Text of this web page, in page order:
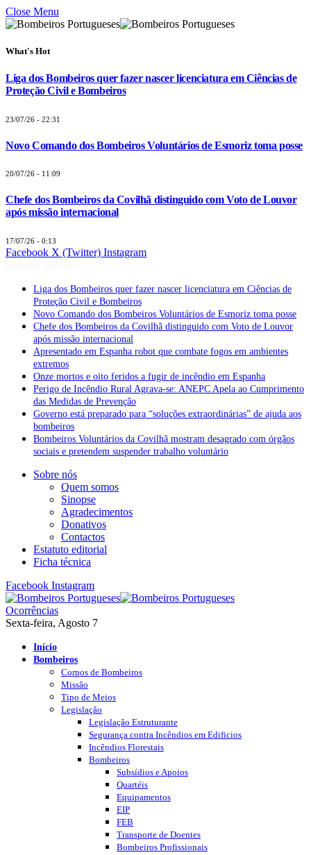
Close Menu
What's Hot
Liga dos Bombeiros quer fazer nascer licenciatura em Ciências de
Proteção Civil e Bombeiros
23/07/26 - 22:31
Novo Comando dos Bombeiros Voluntários de Esmoriz toma posse
20/07/26 - 11:09
Chefe dos Bombeiros da Covilhã distinguido com Voto de Louvor
após missão internacional
17/07/26 - 0:13
Facebook X (Twitter) Instagram
Liga dos Bombeiros quer fazer nascer licenciatura em Ciências de
Proteção Civil e Bombeiros
Novo Comando dos Bombeiros Voluntários de Esmoriz toma posse
Chefe dos Bombeiros da Covilhã distinguido com Voto de Louvor
após missão internacional
Apresentado em Espanha robot que combate fogos em ambientes
extremos
Onze mortos e oito feridos a fugir de incêndio em Espanha
Perigo de Incêndio Rural Agrava-se: ANEPC Apela ao Cumprimento
das Medidas de Prevenção
Governo está preparado para “soluções extraordinárias” de ajuda aos
bombeiros
Bombeiros Voluntários da Covilhã mostram desagrado com órgãos
sociais e pretendem suspender trabalho voluntário
Sobre nós
Quem somos
Sinopse
Agradecimentos
Donativos
Contactos
Estatuto editorial
Ficha técnica
Facebook Instagram
Ocorrências
Sexta-feira, Agosto 7
Início
Bombeiros
Corpos de Bombeiros
Missão
Tipo de Meios
Legislação
Legislação Estruturante
Segurança contra Incêndios em Edificios
Incêndios Florestais
Bombeiros
Subsídios e Apoios
Quartéis
Equipamentos
EIP
FEB
Transporte de Doentes
Bombeiros Profissionais